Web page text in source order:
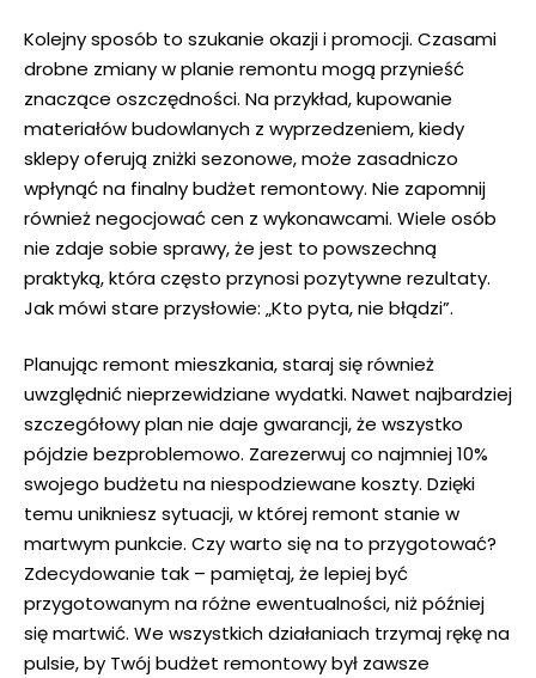
Kolejny sposób to szukanie okazji i promocji. Czasami
drobne zmiany w planie ⁢remontu mogą przynieść
znaczące oszczędności. Na przykład, kupowanie‍
materiałów budowlanych z wyprzedzeniem, ⁣kiedy
sklepy​ oferują zniżki sezonowe, może zasadniczo
‌wpłynąć na finalny budżet remontowy. Nie⁣ zapomnij
również negocjować cen z wykonawcami. Wiele ‌osób
nie zdaje sobie ⁣sprawy, ​że jest to powszechną
praktyką, która często przynosi⁣ pozytywne rezultaty.
⁤Jak mówi⁤ stare przysłowie: „Kto pyta, nie błądzi”.
Planując remont mieszkania, staraj się również
uwzględnić nieprzewidziane wydatki. Nawet⁤ najbardziej
szczegółowy plan⁢ nie daje gwarancji, że wszystko
pójdzie bezproblemowo. Zarezerwuj ⁣co najmniej 10%
‌swojego⁤ budżetu na niespodziewane koszty. ⁤Dzięki
temu unikniesz‌ sytuacji, w której remont stanie w
martwym ⁢punkcie. ​Czy warto się na to przygotować?
Zdecydowanie⁣ tak – pamiętaj, ​że​ lepiej być
przygotowanym na⁣ różne ewentualności, niż ‍później
⁣się martwić.​ We ⁣wszystkich‌ działaniach trzymaj rękę na
pulsie,⁢ by Twój budżet⁤ remontowy był​ zawsze